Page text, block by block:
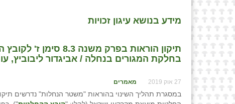
מידע בנושא עיגון זכויות
תיקון הוראות בפרק
בחלקת המגורים בנחלה / אביגדור ליבוביץ,
27 אוק 2019 מאמרים
במסגרת תהליך השינוי בהוראות "משטר הנחלות" נדרשים תיקונים